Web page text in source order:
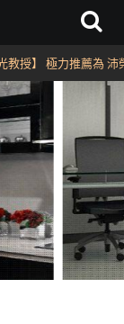
】 極力推薦為 沛榮